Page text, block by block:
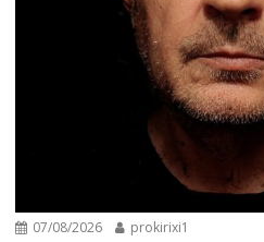
07/08/2026 prokirixi1